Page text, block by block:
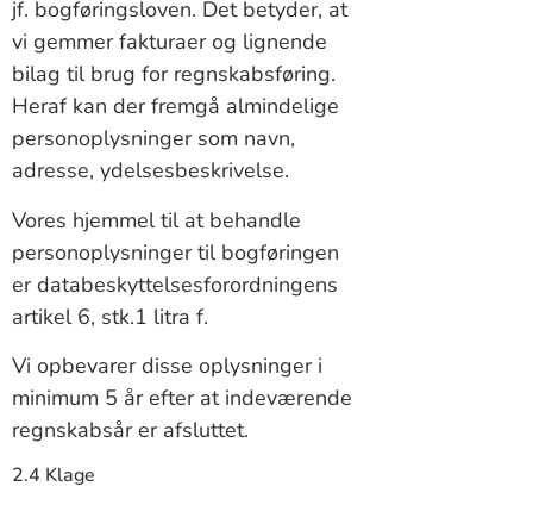
jf. bogføringsloven. Det betyder, at
vi gemmer fakturaer og lignende
bilag til brug for regnskabsføring.
Heraf kan der fremgå almindelige
personoplysninger som navn,
adresse, ydelsesbeskrivelse.
Vores hjemmel til at behandle
personoplysninger til bogføringen
er databeskyttelsesforordningens
artikel 6, stk.1 litra f.
Vi opbevarer disse oplysninger i
minimum 5 år efter at indeværende
regnskabsår er afsluttet.
2.4 Klage